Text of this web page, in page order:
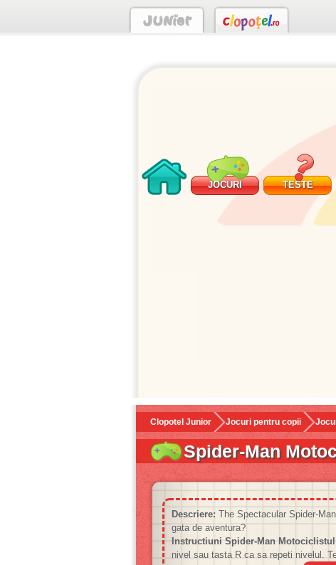
JOCURI TESTE
Clopotel Junior Jocuri pentru copii
Spider-Man
Descriere: The Spectacular Spider-
gata de aventura?
Instructiuni Spider-Man
nivel sau tasta R ca sa repeti nivelul.